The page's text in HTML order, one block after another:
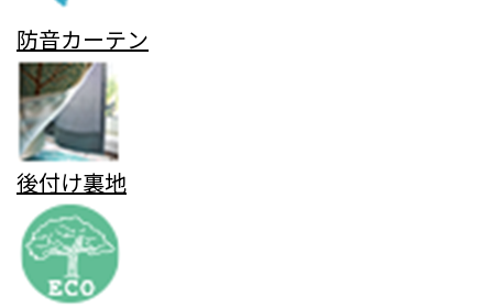
防音カーテン
後付け裏地